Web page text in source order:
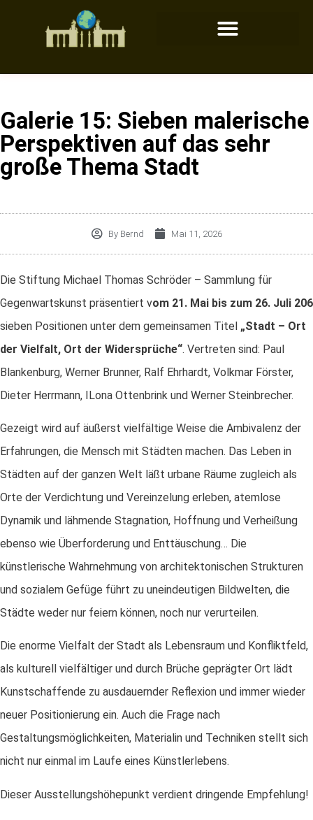
Galerie 15: Sieben malerische
Perspektiven auf das sehr
große Thema Stadt
ByBernd Mai 11, 2026
Die Stiftung Michael Thomas Schröder – Sammlung für
Gegenwartskunst präsentiert vom 21. Mai bis zum 26. Juli 206
sieben Positionen unter dem gemeinsamen Titel „Stadt – Ort
der Vielfalt, Ort der Widersprüche“. Vertreten sind: Paul
Blankenburg, Werner Brunner, Ralf Ehrhardt, Volkmar Förster,
Dieter Herrmann, ILona Ottenbrink und Werner Steinbrecher.
Gezeigt wird auf äußerst vielfältige Weise die Ambivalenz der
Erfahrungen, die Mensch mit Städten machen. Das Leben in
Städten auf der ganzen Welt läßt urbane Räume zugleich als
Orte der Verdichtung und Vereinzelung erleben, atemlose
Dynamik und lähmende Stagnation, Hoffnung und Verheißung
ebenso wie Überforderung und Enttäuschung… Die
künstlerische Wahrnehmung von architektonischen Strukturen
und sozialem Gefüge führt zu uneindeutigen Bildwelten, die
Städte weder nur feiern können, noch nur verurteilen.
Die enorme Vielfalt der Stadt als Lebensraum und Konfliktfeld,
als kulturell vielfältiger und durch Brüche geprägter Ort lädt
Kunstschaffende zu ausdauernder Reflexion und immer wieder
neuer Positionierung ein. Auch die Frage nach
Gestaltungsmöglichkeiten, Materialin und Techniken stellt sich
nicht nur einmal im Laufe eines Künstlerlebens.
Dieser Ausstellungshöhepunkt verdient dringende Empfehlung!